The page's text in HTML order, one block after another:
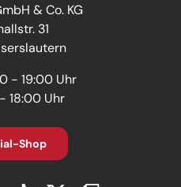
& Co. KG
31
- 19:00 Uhr
18:00 Uhr
Shop